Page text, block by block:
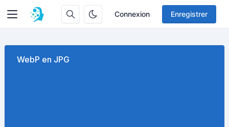
Connexion Enregistrer
WebP en JPG